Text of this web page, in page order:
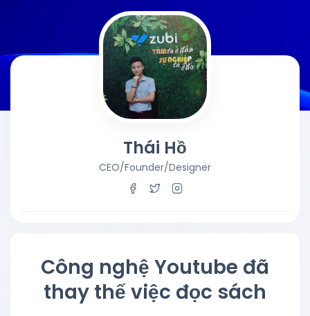
Thái Hồ
CEO/Founder/Designer
Công nghệ Youtube đã
thay thế việc đọc sách